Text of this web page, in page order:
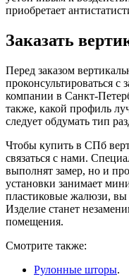
приобретает
Заказать
Перед заказом
проконсультироваться
компании в Санкт-
также, какой профиль
следует обдумать тип
Чтобы купить в СПб
связаться с нами.
выполнят замер, но и
установки занимает
пластиковые жалюзи, вы
Изделие станет
помещения.
Смотрите также:
Рулонные шторы.